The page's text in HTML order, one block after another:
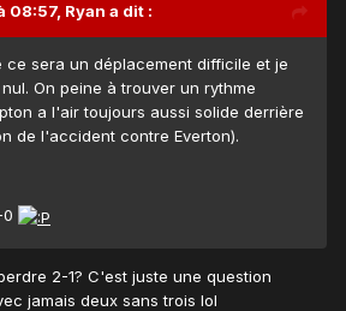
08:57, Ryan a dit :
ce sera un déplacement difficile et je
On peine à trouver un rythme
a l'air toujours aussi solide derrière
de l'accident contre Everton).
2-1? C'est juste une question
jamais deux sans trois lol